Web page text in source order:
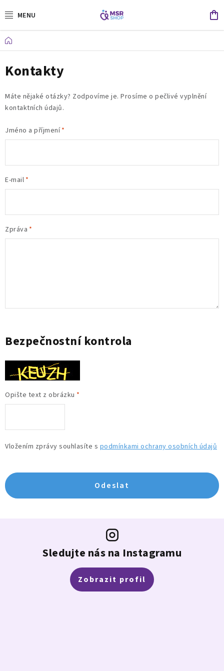
na
Dárečky od mamin
Daruj konkrétní pomoc
Obchodní podmínky Kontakty
Domů
Kontakty
Máte nějaké otázky? Zodpovíme je. Prosíme o pečlivé vyplnění
kontaktních údajů.
Jméno a příjmení
E-mail
Zpráva
Bezpečnostní kontrola
Opište text z obrázku
Vložením zprávy souhlasíte s podmínkami ochrany osobních údajů
Odeslat
Sledujte nás na Instagramu
Zobrazit profil